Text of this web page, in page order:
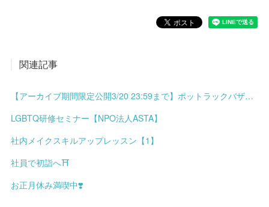
関連記事
【アーカイブ期間限定公開3/20 23:59まで】ポットラックバザール presents 港まちブロックパーティーミニ meets みなと土曜市
LGBTQ研修セミナー【NPO法人ASTA】
社内メイクスキルアップレッスン【1】
社員で初詣へ⛩
お正月休み満喫中❣️